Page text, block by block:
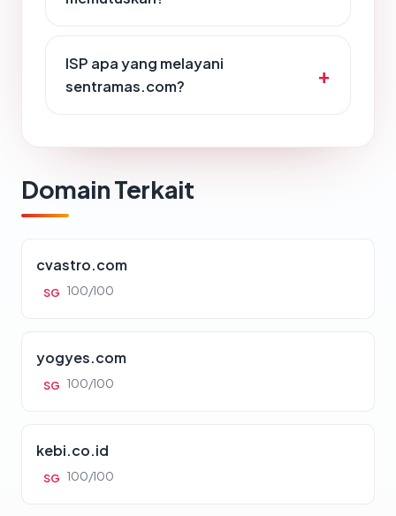
ISP apa yang melayani
sentramas.com?
Domain Terkait
cvastro.com
SG 100/100
yogyes.com
SG 100/100
kebi.co.id
SG 100/100